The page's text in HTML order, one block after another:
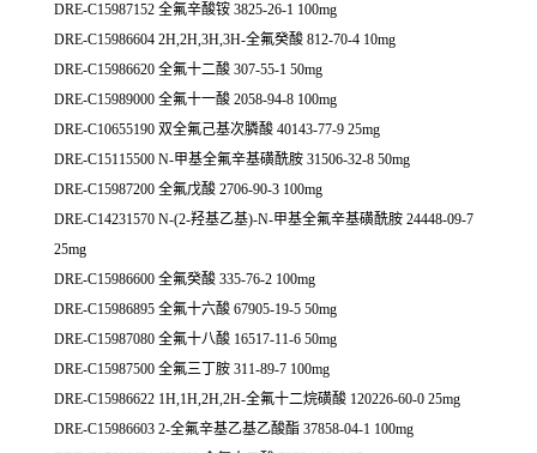
DRE-C15987152 全氟辛酸铵 3825-26-1 100mg
DRE-C15986604 2H,2H,3H,3H-全氟癸酸 812-70-4 10mg
DRE-C15986620 全氟十二酸 307-55-1 50mg
DRE-C15989000 全氟十一酸 2058-94-8 100mg
DRE-C10655190 双全氟己基次膦酸 40143-77-9 25mg
DRE-C15115500 N-甲基全氟辛基磺酰胺 31506-32-8 50mg
DRE-C15987200 全氟戊酸 2706-90-3 100mg
DRE-C14231570 N-(2-羟基乙基)-N-甲基全氟辛基磺酰胺 24448-09-7
25mg
DRE-C15986600 全氟癸酸 335-76-2 100mg
DRE-C15986895 全氟十六酸 67905-19-5 50mg
DRE-C15987080 全氟十八酸 16517-11-6 50mg
DRE-C15987500 全氟三丁胺 311-89-7 100mg
DRE-C15986622 1H,1H,2H,2H-全氟十二烷磺酸 120226-60-0 25mg
DRE-C15986603 2-全氟辛基乙基乙酸酯 37858-04-1 100mg